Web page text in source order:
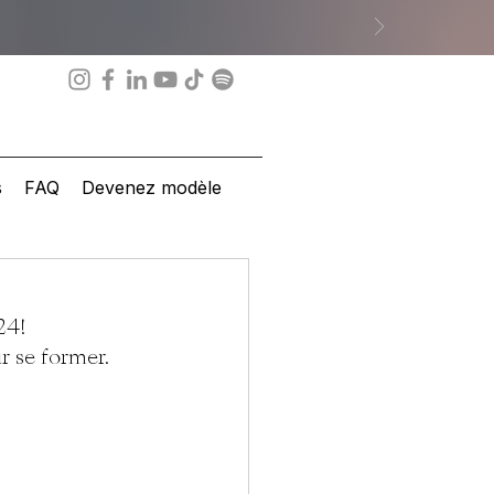
FAQ Devenez modèle
se former.